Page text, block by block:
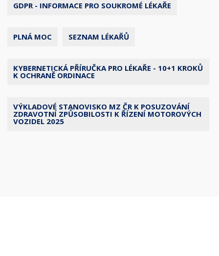
GDPR - INFORMACE PRO SOUKROMÉ LÉKAŘE
PLNÁ MOC SEZNAM LÉKAŘŮ
KYBERNETICKÁ PŘÍRUČKA PRO LÉKAŘE - 10+1 KROKŮ
K OCHRANĚ ORDINACE
VÝKLADOVÉ STANOVISKO MZ ČR K POSUZOVÁNÍ
ZDRAVOTNÍ ZPŮSOBILOSTI K ŘÍZENÍ MOTOROVÝCH
VOZIDEL 2025